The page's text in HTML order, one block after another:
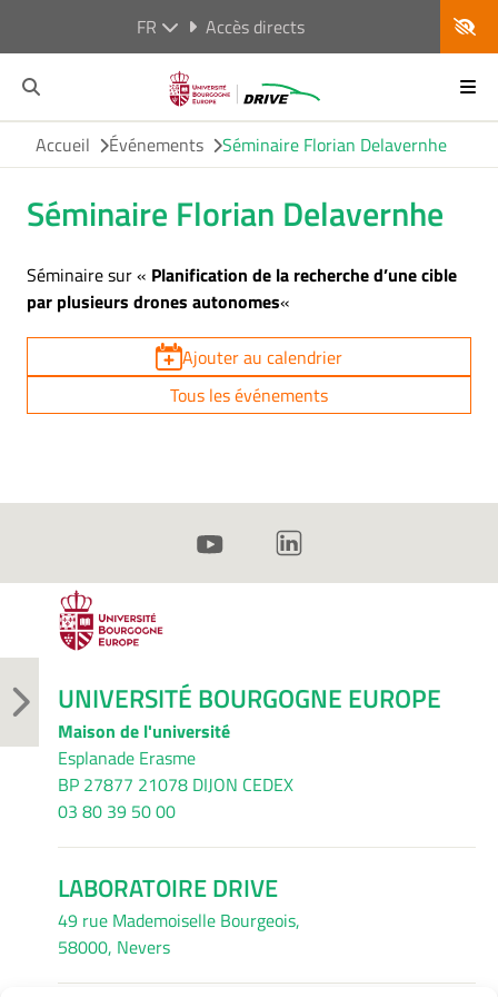
FR Accès directs
Accueil Événements Séminaire Florian Delavernhe
Séminaire Florian Delavernhe
Séminaire sur « Planification de la recherche d’une cible
par plusieurs drones autonomes«
Ajouter au calendrier
Tous les événements
UNIVERSITÉ BOURGOGNE EUROPE
Maison de l'université
Esplanade Erasme
BP 27877 21078 DIJON CEDEX
03 80 39 50 00
LABORATOIRE DRIVE
49 rue Mademoiselle Bourgeois,
58000, Nevers